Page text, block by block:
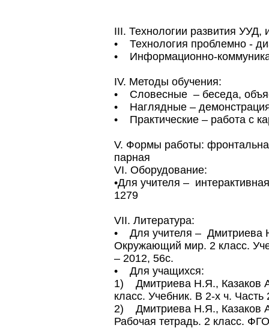
III. Технологии развития УУД,
• Технология проблемно -
• Информационно-
IV. Методы обучения:
• Словесные – беседа,
• Наглядные – демонстрация
• Практические – работа с
V. Формы работы:
парная
VI. Оборудование:
•Для учителя –
1279
VII. Литература:
• Для учителя – Дмитриева
Окружающий мир. 2 класс.
– 2012, 56с.
• Для учащихся:
1) Дмитриева Н.Я., Казаков
класс. Учебник. В 2-х ч.
2) Дмитриева Н.Я., Казаков
Рабочая тетрадь. 2 класс.